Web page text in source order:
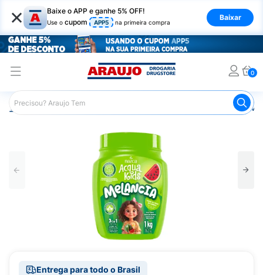
× Baixe o APP e ganhe 5% OFF!
Use o cupom APP5 na primeira compra
Baixar
0
Araujo Infantil Shampoo Infantil
Entrega para todo o Brasil